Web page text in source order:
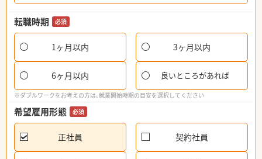
転職時期 必須
1ヶ月以内 3ヶ月以内
6ヶ月以内 良いところがあれば
※ダブルワークをお考えの方は、就業開始時期の目安を選択してください
希望雇用形態 必須
正社員 契約社員